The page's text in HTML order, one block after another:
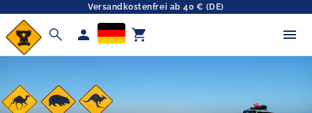
Versandkostenfrei ab 40 € (DE)
search person shopping_cart